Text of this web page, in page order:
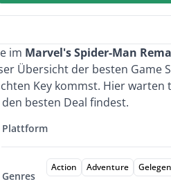
im Marvel's Spider-Man
Übersicht der besten Game
Key kommst. Hier warten
besten Deal findest.
Plattform
Genres
Action Adventure